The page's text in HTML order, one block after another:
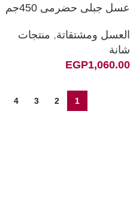
عسل جبلى حضرمى 450جم
العسل ومشتقاتة, منتجات
شانة
EGP1,060.00
1
2
3
4